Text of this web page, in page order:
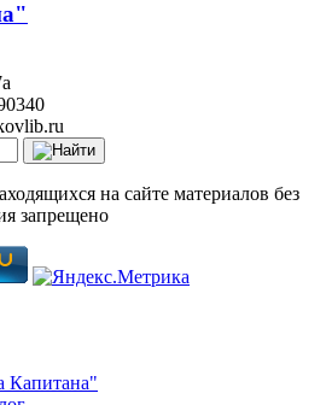
на сайте материалов без
запрещено
Капитана"